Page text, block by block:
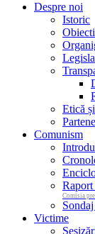
Despre noi
Istoric
Etică
Comunism
Comisia
Victime